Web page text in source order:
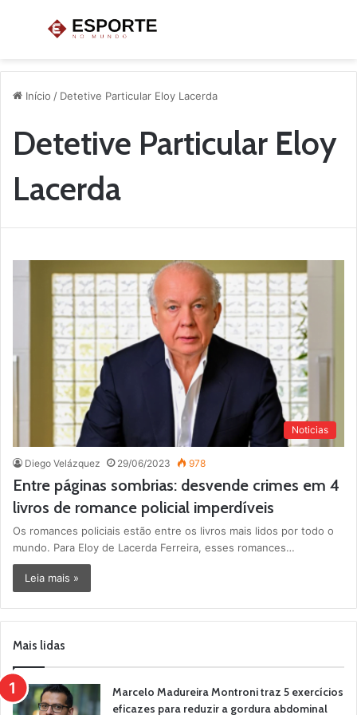
Menu
Início / Detetive Particular Eloy Lacerda
Detetive Particular Eloy
Lacerda
Noticias
Diego Velázquez 29/06/2023 978
Entre páginas sombrias: desvende crimes em 4
livros de romance policial imperdíveis
Os romances policiais estão entre os livros mais lidos por todo o
mundo. Para Eloy de Lacerda Ferreira, esses romances…
Leia mais »
Mais lidas
Marcelo Madureira Montroni traz 5 exercícios
eficazes para reduzir a gordura abdominal